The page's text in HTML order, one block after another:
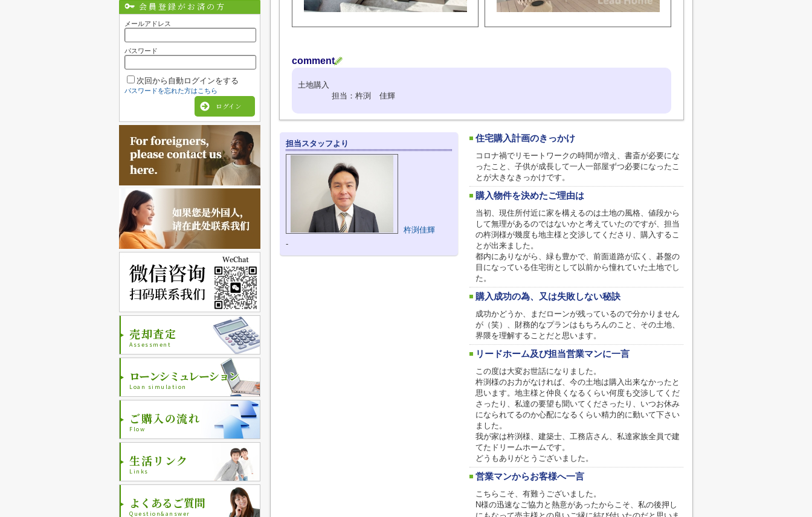
comment
土地購入
担当：杵渕 佳輝
担当スタッフより
杵渕佳輝
-
住宅購入計画のきっかけ
コロナ禍でリモートワークの時間が増え、書斎が必要にな
ったこと、子供が成長して一人一部屋ずつ必要になったこ
とが大きなきっかけです。
購入物件を決めたご理由は
当初、現住所付近に家を構えるのは土地の風格、値段から
して無理があるのではないかと考えていたのですが、担当
の杵渕様が幾度も地主様と交渉してくださり、購入するこ
とが出来ました。
都内にありながら、緑も豊かで、前面道路が広く、碁盤の
目になっている住宅街として以前から憧れていた土地でし
た。
購入成功の為、又は失敗しない秘訣
成功かどうか、まだローンが残っているので分かりません
が（笑）、財務的なプランはもちろんのこと、その土地、
界隈を理解することだと思います。
リードホーム及び担当営業マンに一言
この度は大変お世話になりました。
杵渕様のお力がなければ、今の土地は購入出来なかったと
思います。地主様と仲良くなるくらい何度も交渉してくだ
さったり、私達の要望も聞いてくださったり、いつお休み
になられてるのか心配になるくらい精力的に動いて下さい
ました。
我が家は杵渕様、建築士、工務店さん、私達家族全員で建
てたドリームホームです。
どうもありがとうございました。
営業マンからお客様へ一言
こちらこそ、有難うございました。
N様の迅速なご協力と熱意があったからこそ、私の後押し
会員登録がお済の方
メールアドレス
パスワード
次回から自動ログインをする
パスワードを忘れた方はこちら
ログイン
売却査定
Assessment
ローンシミュレーション
Loan simulation
ご購入の流れ
Flow
生活リンク
Links
よくあるご質問
Question&answer